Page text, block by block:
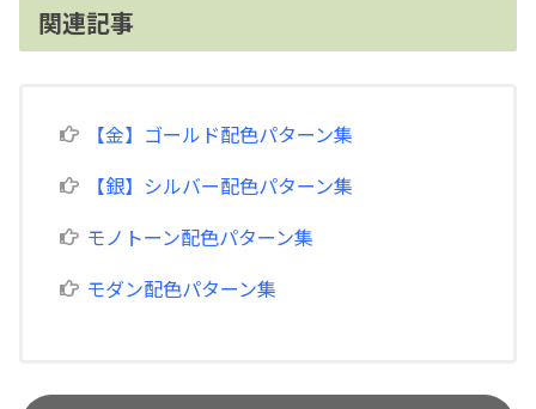
関連記事
【金】ゴールド配色パターン集
【銀】シルバー配色パターン集
モノトーン配色パターン集
モダン配色パターン集